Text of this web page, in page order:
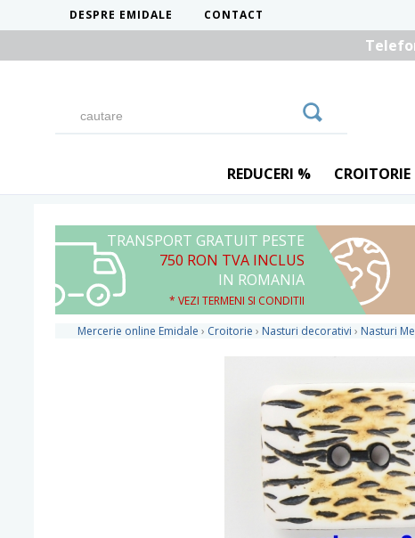
DESPRE EMIDALE CONTACT
REDUCERI % CROITORIE
TRANSPORT GRATUIT PESTE
750 RON TVA INCLUS
IN ROMANIA
* VEZI TERMENI SI CONDITII
Mercerie online Emidale › Croitorie › Nasturi decorativi › Nasturi